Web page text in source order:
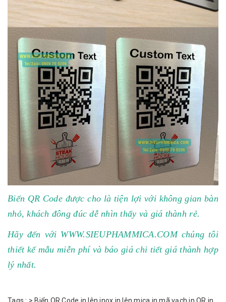
Biển QR Code được cho là tiện lợi với không gian bàn
nhỏ, khách đông đúc dễ nhìn thấy và giá thành rẻ.
Hãy đến với WWW.SIEUPHAMMICA.COMchúng tôi
thiết kế mẫu miễn phí và báo giá chi tiết giá thành hợp
lý nhất.